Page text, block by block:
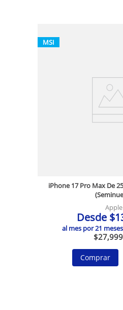
MSI
iPhone 17 Pro Max De
Apple
Desde $
al mes por21
$27,999
Comprar